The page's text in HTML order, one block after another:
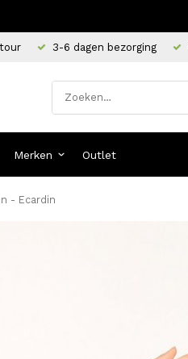
3-6 dagen bezorging
Merken Outlet
- Ecardin